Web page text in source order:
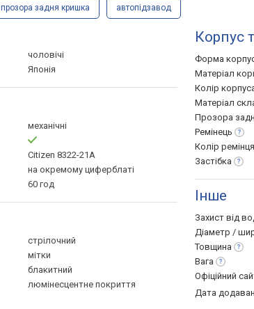
прозора задня кришка автопідзавод
чоловічі
Японія
механічні
Citizen 8322-21A
на окремому циферблаті
60 год
стрілочний
мітки
блакитний
люмінесцентне покриття
Корпус
Форма
Матеріал
Колір
Матеріал
Прозора
Ремінець
Колір ремінця
Застібка
Інше
Захист від
Діаметр /
Товщина
Вага
Офіційний
Дата